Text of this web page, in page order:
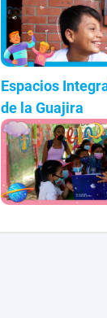
Espacios
de la Guajira